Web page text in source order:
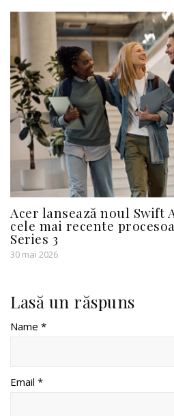
Acer lansează noul Swift
cele mai recente
Series 3
30 mai 2026
Lasă un răspuns
Name *
Email *